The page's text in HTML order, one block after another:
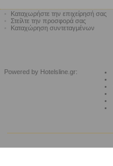
Καταχωρήστε την επιχείρησή σας
Στείλτε την προσφορά σας
Καταχώρηση συντεταγμένων
Powered by Hotelsline.gr: